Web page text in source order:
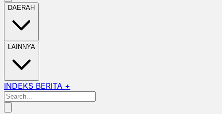
DAERAH
LAINNYA
INDEKS BERITA +